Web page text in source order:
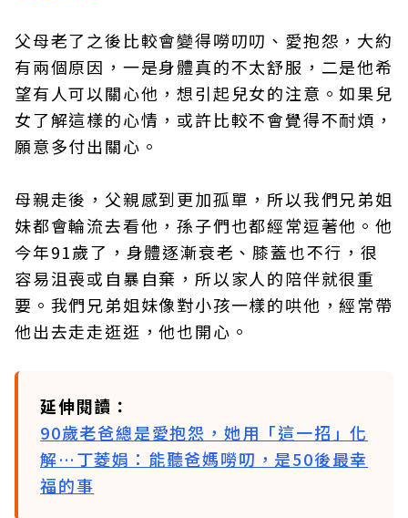
父母老了之後比較會變得嘮叨叨、愛抱怨，大約
有兩個原因，一是身體真的不太舒服，二是他希
望有人可以關心他，想引起兒女的注意。如果兒
女了解這樣的心情，或許比較不會覺得不耐煩，
願意多付出關心。
母親走後，父親感到更加孤單，所以我們兄弟姐
妹都會輪流去看他，孫子們也都經常逗著他。他
今年91歲了，身體逐漸衰老、膝蓋也不行，很
容易沮喪或自暴自棄，所以家人的陪伴就很重
要。我們兄弟姐妹像對小孩一樣的哄他，經常帶
他出去走走逛逛，他也開心。
延伸閱讀：
90歲老爸總是愛抱怨，她用「這一招」化
解…丁菱娟：能聽爸媽嘮叨，是50後最幸
福的事